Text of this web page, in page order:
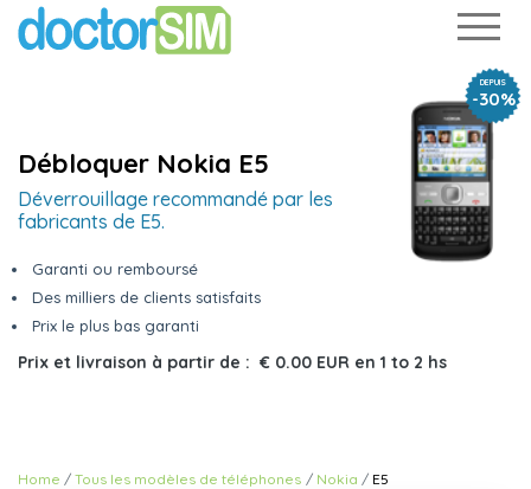
DEPUIS
-30%
Débloquer Nokia E5
Déverrouillage recommandé par les
fabricants de E5.
Garanti ou remboursé
Des milliers de clients satisfaits
Prix le plus bas garanti
Prix et livraison à partir de : € 0.00 EUR en 1 to 2 hs
Home Tous les modèles de téléphones Nokia E5